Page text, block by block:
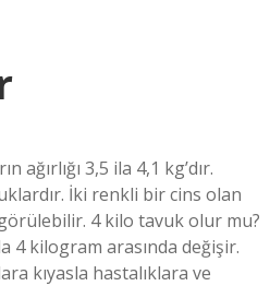
3,5 ila 4,1 kg’dır.
İki renkli bir cins olan
4 kilo tavuk olur mu?
4 kilogram arasında değişir.
kıyasla hastalıklara ve